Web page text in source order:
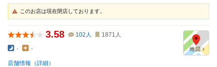
このお店は現在閉店しております。
3.58 102 人 1871 人
- -
店舗情報（詳細）